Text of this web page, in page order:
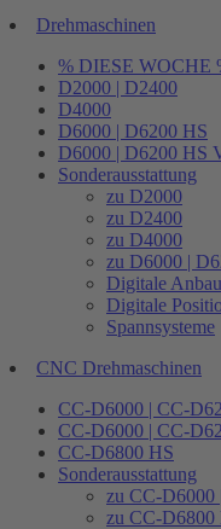
Drehmaschinen
% DIESE WOCHE
D2000 | D2400
D4000
D6000 | D6200 HS
D6000 | D6200 HS
Sonderausstattung
zu D2000
zu D2400
zu D4000
zu D6000 |
Digitale
Digitale
Spannsysteme
CNC Drehmaschinen
CC-D6000 | CC-
CC-D6000 | CC-
CC-D6800 HS
Sonderausstattung
zu CC-D6000
zu CC-D6800